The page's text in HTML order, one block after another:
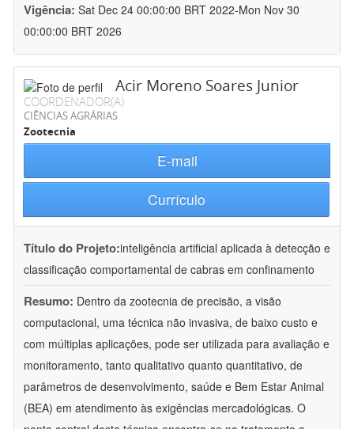
Vigência: Sat Dec 24 00:00:00 BRT 2022-Mon Nov 30
00:00:00 BRT 2026
Acir Moreno Soares Junior
COORDENADOR(A)
CIÊNCIAS AGRÁRIAS
Zootecnia
E-mail
Currículo
Título do Projeto:inteligência artificial aplicada à detecção e
classificação comportamental de cabras em confinamento
Resumo: Dentro da zootecnia de precisão, a visão
computacional, uma técnica não invasiva, de baixo custo e
com múltiplas aplicações, pode ser utilizada para avaliação e
monitoramento, tanto qualitativo quanto quantitativo, de
parâmetros de desenvolvimento, saúde e Bem Estar Animal
(BEA) em atendimento às exigências mercadológicas. O